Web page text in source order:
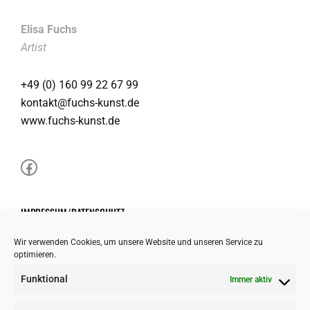
Wir verwenden Cookies, um unsere Website und unseren Service zu
optimieren.
Funktional Immer aktiv
Elisa Fuchs
Artist
+49 (0) 160 99 22 67 99
kontakt@fuchs-kunst.de
www.fuchs-kunst.de
Facebook
IMPRESSUM/DATENSCHUTZ